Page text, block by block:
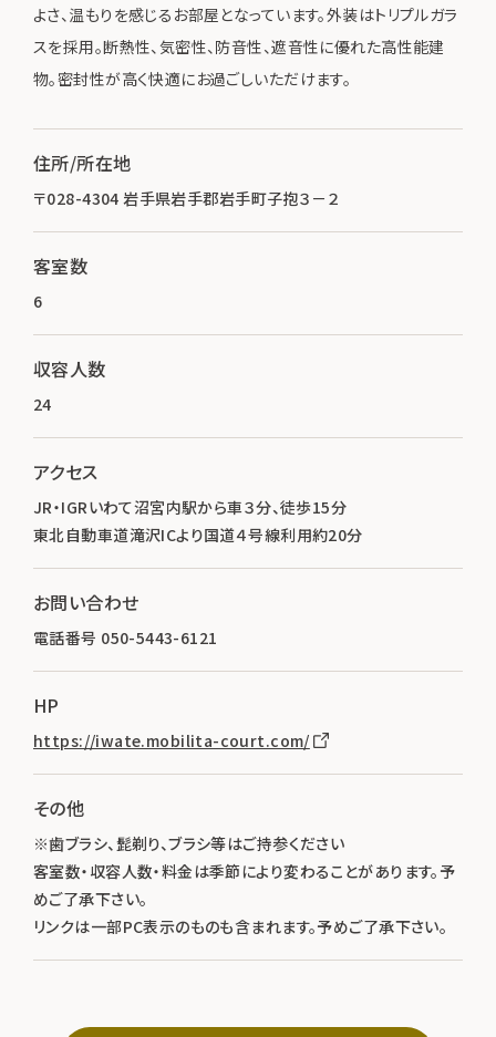
よさ、温もりを感じるお部屋となっています。外装はトリプルガラ
スを採用。断熱性、気密性、防音性、遮音性に優れた高性能建
物。密封性が高く快適にお過ごしいただけます。
住所/所在地
〒028-4304 岩手県岩手郡岩手町子抱３－２
客室数
6
収容人数
24
アクセス
JR・IGRいわて沼宮内駅から車３分、徒歩15分
東北自動車道滝沢ICより国道４号線利用約20分
お問い合わせ
電話番号 050-5443-6121
HP
https://iwate.mobilita-court.com/
その他
※歯ブラシ、髭剃り、ブラシ等はご持参ください
客室数・収容人数・料金は季節により変わることがあります。予
めご了承下さい。
リンクは一部PC表示のものも含まれます。予めご了承下さい。